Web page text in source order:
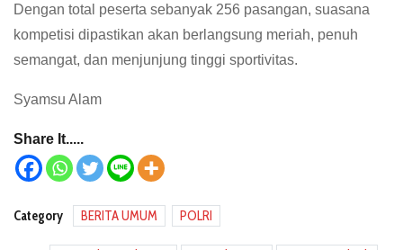
Dengan total peserta sebanyak 256 pasangan, suasana
kompetisi dipastikan akan berlangsung meriah, penuh
semangat, dan menjunjung tinggi sportivitas.
Syamsu Alam
Share It.....
Category BERITA UMUM POLRI